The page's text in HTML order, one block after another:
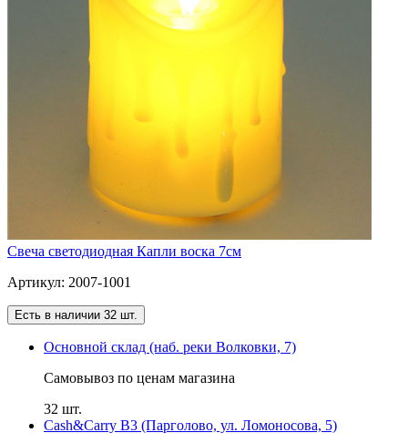
Свеча светодиодная Капли воска 7см
Артикул: 2007-1001
Есть в наличии 32 шт.
Основной склад (наб. реки Волковки, 7)
Самовывоз по ценам магазина
32 шт.
Cash&Carry B3 (Парголово, ул. Ломоносова, 5)